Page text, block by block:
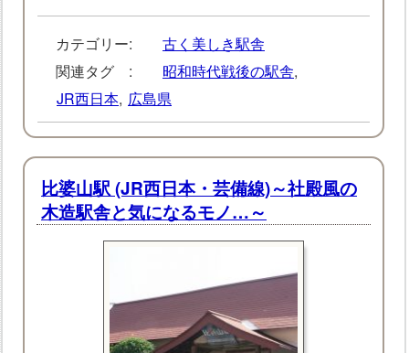
カテゴリー:
古く美しき駅舎
関連タグ :
昭和時代戦後の駅舎,
JR西日本, 広島県
比婆山駅 (JR西日本・芸備線)～社殿風の
木造駅舎と気になるモノ…～